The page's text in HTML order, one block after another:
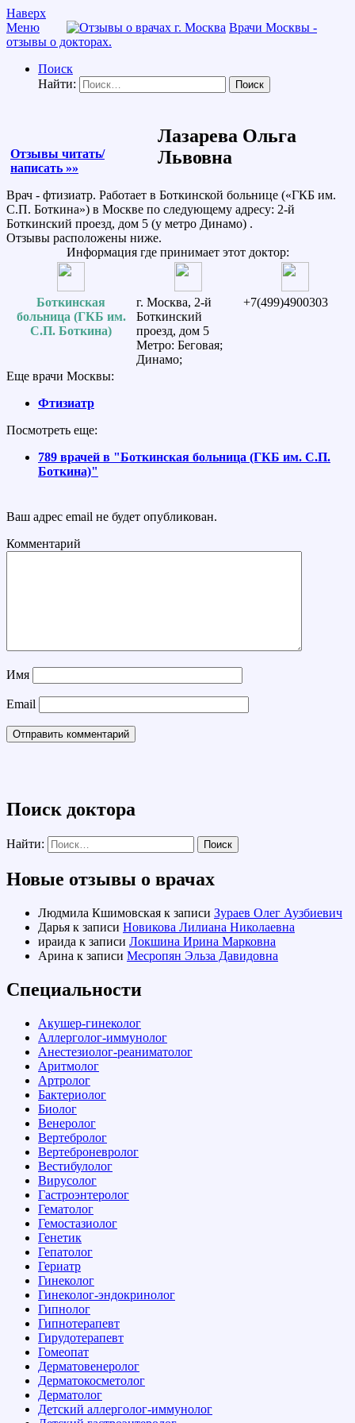
Наверх
Меню
Врачи Москвы -
отзывы о докторах.
Поиск
Найти:
Отзывы читать/
написать »»
Лазарева Ольга
Львовна
Врач - фтизиатр. Работает в Боткинской больнице («ГКБ им.
С.П. Боткина») в Москве по следующему адресу: 2-й
Боткинский проезд, дом 5 (у метро Динамо) .
Отзывы расположены ниже.
Информация где принимает этот доктор:
Боткинская
больница (ГКБ им.
С.П. Боткина)
г. Москва, 2-й
Боткинский
проезд, дом 5
Метро: Беговая;
Динамо;
+7(499)4900303
Еще врачи Москвы:
Фтизиатр
Посмотреть еще:
789 врачей в "Боткинская больница (ГКБ им. С.П.
Боткина)"
Ваш адрес email не будет опубликован.
Комментарий
Имя
Email
Поиск доктора
Найти:
Новые отзывы о врачах
Людмила Кшимовская к записи Зураев Олег Аузбиевич
Дарья к записи Новикова Лилиана Николаевна
ираида к записи Локшина Ирина Марковна
Арина к записи Месропян Эльза Давидовна
Специальности
Акушер-гинеколог
Аллерголог-иммунолог
Анестезиолог-реаниматолог
Аритмолог
Артролог
Бактериолог
Биолог
Венеролог
Вертебролог
Вертеброневролог
Вестибулолог
Вирусолог
Гастроэнтеролог
Гематолог
Гемостазиолог
Генетик
Гепатолог
Гериатр
Гинеколог
Гинеколог-эндокринолог
Гипнолог
Гипнотерапевт
Гирудотерапевт
Гомеопат
Дерматовенеролог
Дерматокосметолог
Дерматолог
Детский аллерголог-иммунолог